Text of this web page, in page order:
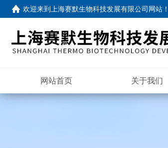
欢迎来到 上海赛默生物科技发展有限公司网站 ！
网站首页 关于我们